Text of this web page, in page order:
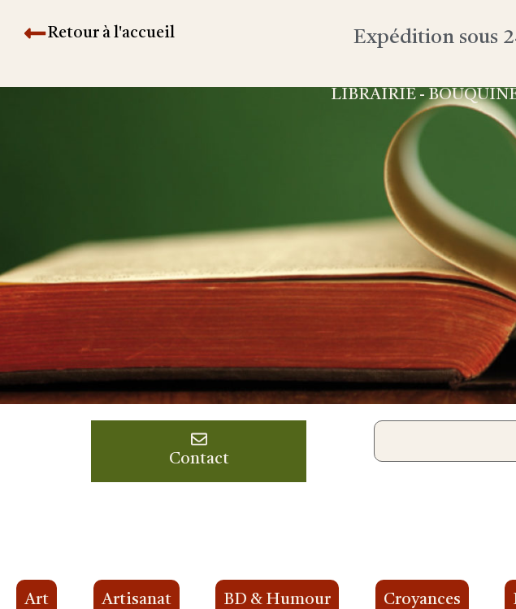
Retour à l'accueil Expédition sous
LIBRAIRIE -
Contact
Art Artisanat BD & Humour Croyances